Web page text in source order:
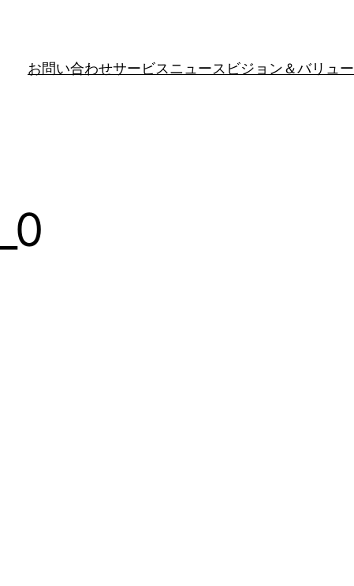
お問い合わせサービスニュース ビジョン＆バリュー